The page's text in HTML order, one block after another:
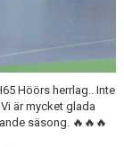
Höörs herrlag.. Inte
är mycket glada
säsong. 🔥🔥🔥